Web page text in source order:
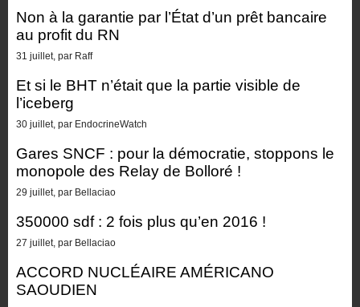
Non à la garantie par l’État d’un prêt bancaire
au profit du RN
31 juillet, par Raff
Et si le BHT n’était que la partie visible de
l’iceberg
30 juillet, par EndocrineWatch
Gares SNCF : pour la démocratie, stoppons le
monopole des Relay de Bolloré !
29 juillet, par Bellaciao
350000 sdf : 2 fois plus qu’en 2016 !
27 juillet, par Bellaciao
ACCORD NUCLÉAIRE AMÉRICANO
SAOUDIEN